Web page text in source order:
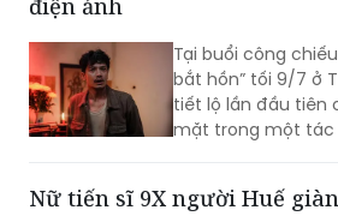
Tại buổi công
bắt hồn” tối 9/7 ở
tiết lộ lần đầu tiên
mặt trong một tác
Nữ tiến sĩ 9X người Huế